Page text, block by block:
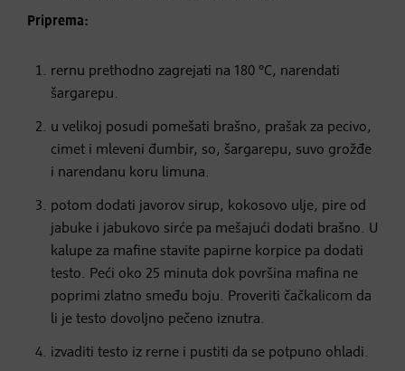
Priprema:
rernu prethodno zagrejati na 180 °C, narendati
šargarepu.
u velikoj posudi pomešati brašno, prašak za pecivo,
cimet i mleveni đumbir, so, šargarepu, suvo grožđe
i narendanu koru limuna.
potom dodati javorov sirup, kokosovo ulje, pire od
jabuke i jabukovo sirće pa mešajući dodati brašno. U
kalupe za mafine stavite papirne korpice pa dodati
testo. Peći oko 25 minuta dok površina mafina ne
poprimi zlatno smeđu boju. Proveriti čačkalicom da
li je testo dovoljno pečeno iznutra.
izvaditi testo iz rerne i pustiti da se potpuno ohladi.